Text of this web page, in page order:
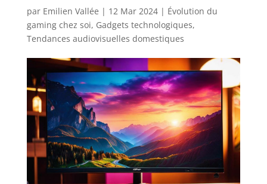
par Emilien Vallée | 12 Mar 2024| Évolution du
gaming chez soi, Gadgets technologiques,
Tendances audiovisuelles domestiques